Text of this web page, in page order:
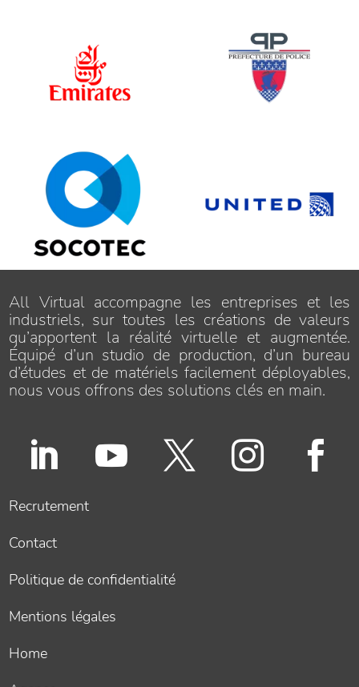
All Virtual accompagne les entreprises et les
industriels, sur toutes les créations de valeurs
qu’apportent la réalité virtuelle et augmentée.
Équipé d’un studio de production, d’un bureau
d’études et de matériels facilement déployables,
nous vous offrons des solutions clés en main.
    
Recrutement
Contact
Politique de confidentialité
Mentions légales
Home